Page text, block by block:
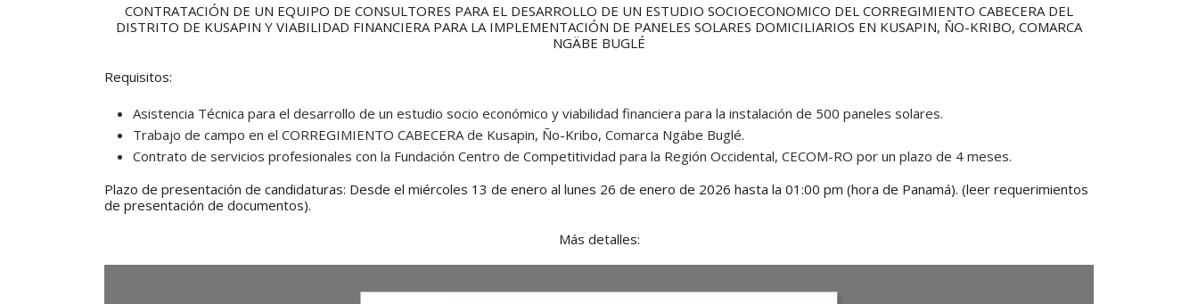
CONTRATACIÓN DE UN EQUIPO DE CONSULTORES PARA EL DESARROLLO DE UN ESTUDIO SOCIOECONOMICO DEL CORREGIMIENTO CABECERA DEL
DISTRITO DE KUSAPIN Y VIABILIDAD FINANCIERA PARA LA IMPLEMENTACIÓN DE PANELES SOLARES DOMICILIARIOS EN KUSAPIN, ÑO-KRIBO, COMARCA
NGÄBE BUGLÉ
Requisitos:
Asistencia Técnica para el desarrollo de un estudio socio económico y viabilidad financiera para la instalación de 500 paneles solares.
Trabajo de campo en el CORREGIMIENTO CABECERA de Kusapin, Ño-Kribo, Comarca Ngäbe Buglé.
Contrato de servicios profesionales con la Fundación Centro de Competitividad para la Región Occidental, CECOM-RO por un plazo de 4 meses.
Plazo de presentación de candidaturas: Desde el miércoles 13 de enero al lunes 26 de enero de 2026 hasta la 01:00 pm (hora de Panamá). (leer requerimientos
de presentación de documentos).
Más detalles: